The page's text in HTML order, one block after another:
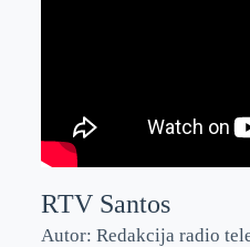
RTV Santos
Autor: Redakcija radio